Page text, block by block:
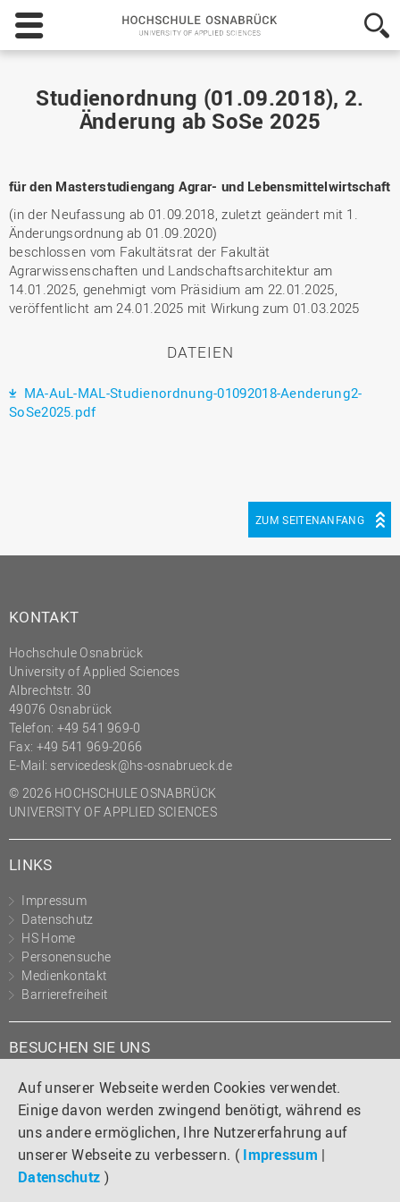
Auf unserer Webseite werden Cookies verwendet.
Einige davon werden zwingend benötigt, während es
uns andere ermöglichen, Ihre Nutzererfahrung auf
unserer Webseite zu verbessern. ( Impressum |
Datenschutz )
Hochschule
Osnabrück
-
of
Applied
Sciences
Studienordnung (01.09.2018), 2.
Änderung ab SoSe 2025
für den Masterstudiengang Agrar- und Lebensmittelwirtschaft
(in der Neufassung ab 01.09.2018, zuletzt geändert mit 1.
Änderungsordnung ab 01.09.2020)
beschlossen vom Fakultätsrat der Fakultät
Agrarwissenschaften und Landschaftsarchitektur am
14.01.2025, genehmigt vom Präsidium am 22.01.2025,
veröffentlicht am 24.01.2025 mit Wirkung zum 01.03.2025
DATEIEN
MA-AuL-MAL-Studienordnung-01092018-Aenderung2-
SoSe2025.pdf
ZUM SEITENANFANG
KONTAKT
Hochschule Osnabrück
University of Applied Sciences
Albrechtstr. 30
49076 Osnabrück
Telefon: +49 541 969-0
Fax: +49 541 969-2066
E-Mail: servicedesk@hs-osnabrueck.de
© 2026 HOCHSCHULE OSNABRÜCK
UNIVERSITY OF APPLIED SCIENCES
LINKS
Impressum
Datenschutz
HS Home
Personensuche
Medienkontakt
Barrierefreiheit
BESUCHEN SIE UNS
Instagram
TiktokLinkedIn
YouTube
Facebook